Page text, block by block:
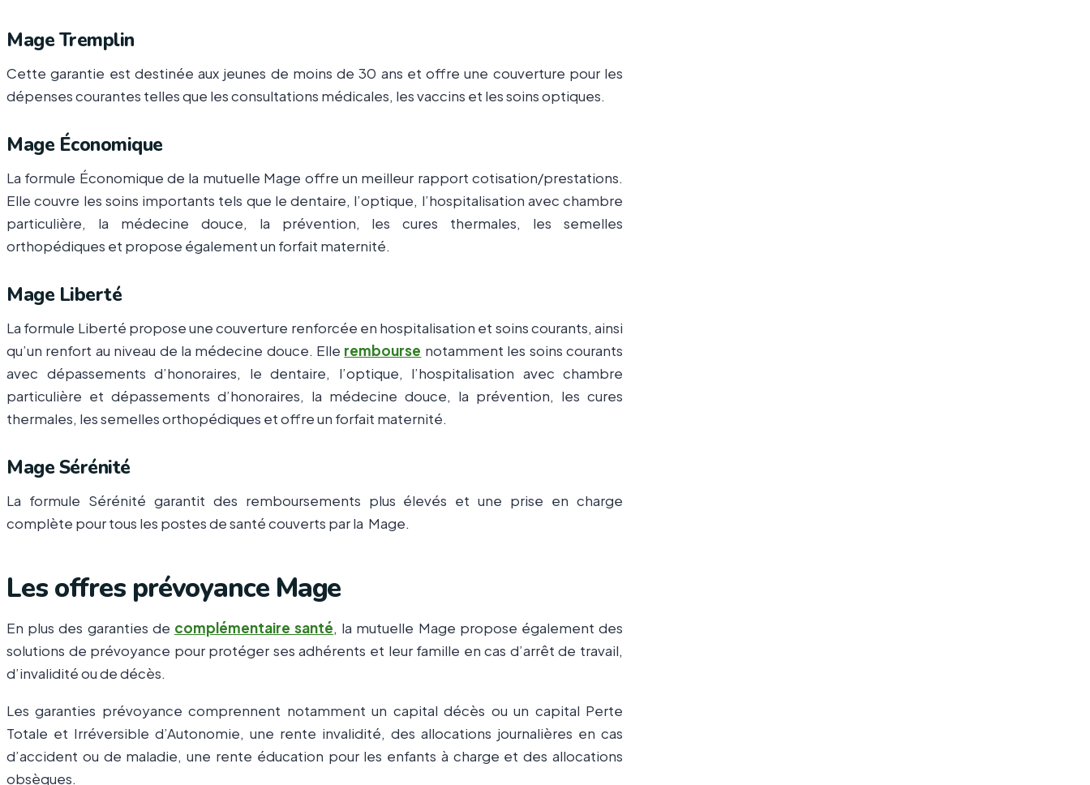
Mage Tremplin
Cette garantie est destinée aux jeunes de moins de 30 ans et offre une couverture pour les
dépenses courantes telles que les consultations médicales, les vaccins et les soins optiques.
Mage Économique
La formule Économique de la mutuelle Mage offre un meilleur rapport cotisation/prestations.
Elle couvre les soins importants tels que le dentaire, l’optique, l’hospitalisation avec chambre
particulière, la médecine douce, la prévention, les cures thermales, les semelles
orthopédiques et propose également un forfait maternité.
Mage Liberté
La formule Liberté propose une couverture renforcée en hospitalisation et soins courants, ainsi
qu’un renfort au niveau de la médecine douce. Elle rembourse notamment les soins courants
avec dépassements d’honoraires, le dentaire, l’optique, l’hospitalisation avec chambre
particulière et dépassements d’honoraires, la médecine douce, la prévention, les cures
thermales, les semelles orthopédiques et offre un forfait maternité.
Mage Sérénité
La formule Sérénité garantit des remboursements plus élevés et une prise en charge
complète pour tous les postes de santé couverts par la Mage.
Les offres prévoyance Mage
En plus des garanties de complémentaire santé, la mutuelle Mage propose également des
solutions de prévoyance pour protéger ses adhérents et leur famille en cas d’arrêt de travail,
d’invalidité ou de décès.
Les garanties prévoyance comprennent notamment un capital décès ou un capital Perte
Totale et Irréversible d’Autonomie, une rente invalidité, des allocations journalières en cas
d’accident ou de maladie, une rente éducation pour les enfants à charge et des allocations
obsèques.